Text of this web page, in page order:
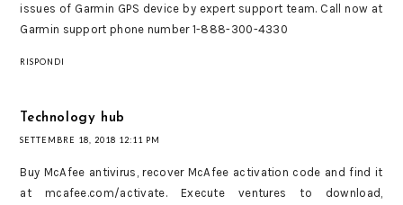
issues of Garmin GPS device by expert support team. Call now at
Garmin support phone number 1-888-300-4330
RISPONDI
Technology hub
SETTEMBRE 18, 2018 12:11 PM
Buy McAfee antivirus, recover McAfee activation code and find it
at mcafee.com/activate. Execute ventures to download,